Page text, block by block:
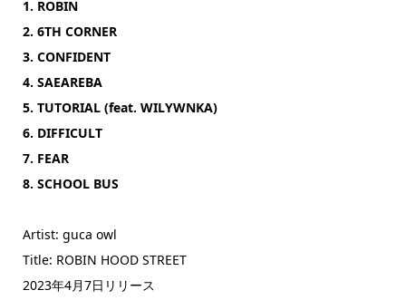
1. ROBIN
2. 6TH CORNER
3. CONFIDENT
4. SAEAREBA
5. TUTORIAL (feat. WILYWNKA)
6. DIFFICULT
7. FEAR
8. SCHOOL BUS
Artist: guca owl
Title: ROBIN HOOD STREET
2023年4月7日リリース